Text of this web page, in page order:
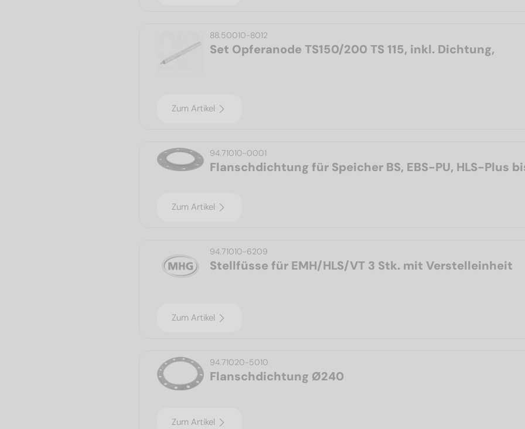
88.50010-8012
Set Opferanode TS150/200 TS 115, inkl. Dichtung,
Zum Artikel
94.71010-0001
Flanschdichtung für Speicher BS, EBS-PU, HLS-Plus
Zum Artikel
94.71010-6209
Stellfüsse für EMH/HLS/VT 3 Stk. mit Verstelleinheit
Zum Artikel
94.71020-5010
Flanschdichtung Ø240
Zum Artikel